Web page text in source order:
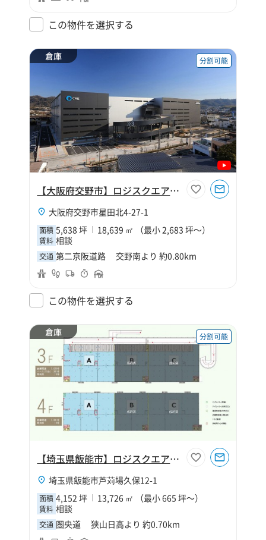
この物件を選択する
倉庫 分割可能
【大阪府交野市】ロジスクエア大阪交野
大阪府交野市星田北4-27-1
面積 5,638 坪 18,639 ㎡ （最小 2,683 坪～）
賃料 相談
交通 第二京阪道路 交野南より 約0.80km
この物件を選択する
倉庫 分割可能
【埼玉県飯能市】ロジスクエア狭山日高
埼玉県飯能市芦苅場久保12-1
面積 4,152 坪 13,726 ㎡ （最小 665 坪～）
賃料 相談
交通 圏央道 狭山日高より 約0.70km